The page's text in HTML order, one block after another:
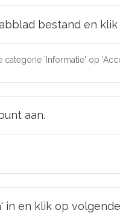
bestand en
categorie 'Informatie' op
aan.
in en klik op